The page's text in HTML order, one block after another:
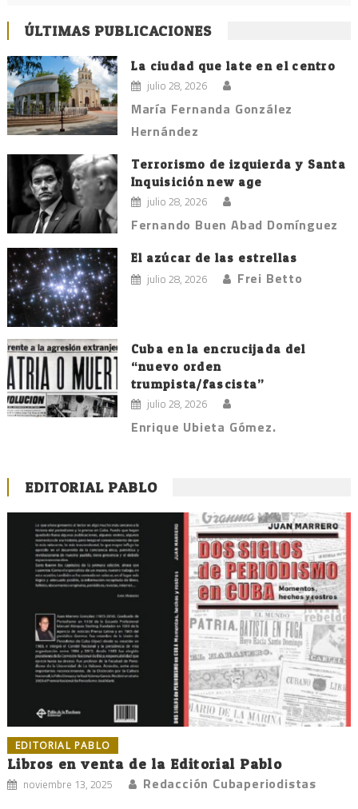
ÚLTIMAS PUBLICACIONES
La ciudad que late en el centro
julio 28, 2026
María Fernanda González
Hernández
Terrorismo de izquierda y Santa
Inquisición new age
julio 28, 2026
Fernando Buen Abad Domínguez
El azúcar de las estrellas
julio 28, 2026 Frei Betto
Cuba en la encrucijada del
“nuevo orden
trumpista/fascista”
julio 28, 2026
Enrique Ubieta Gómez.
EDITORIAL PABLO
EDITORIAL PABLO
Libros en venta de la Editorial Pablo
noviembre 13, 2025 Redacción Cubaperiodistas